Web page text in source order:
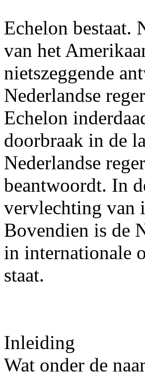
Echelon bestaat.
van het
nietszeggende
Nederlandse
Echelon
doorbraak in de
Nederlandse
beantwoordt. In
vervlechting van
Bovendien is de
in internationale
staat.
Inleiding
Wat onder de